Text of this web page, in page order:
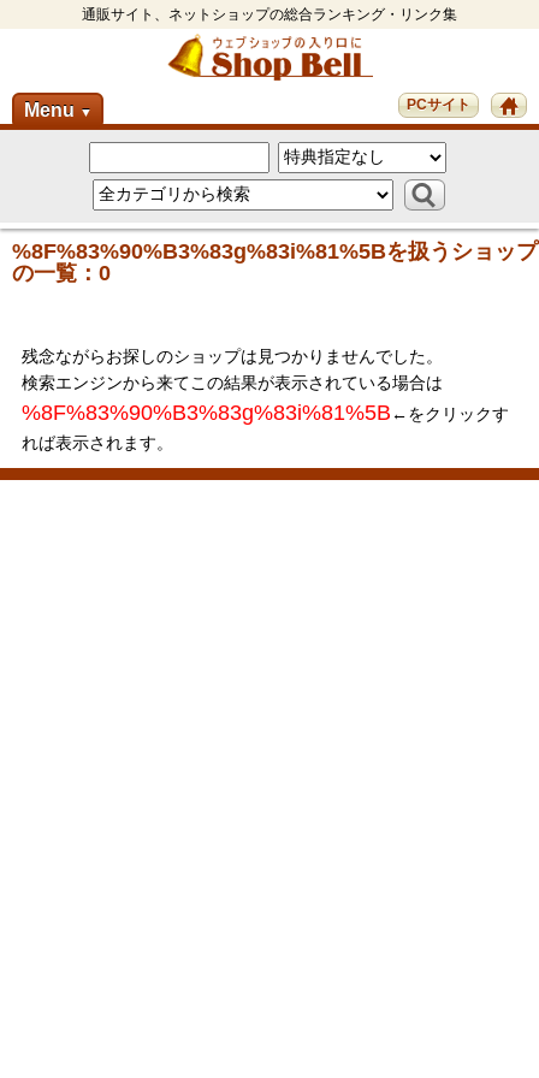
通販サイト、ネットショップの総合ランキング・リンク集
Menu ▼ PCサイト
%8F%83%90%B3%83g%83i%81%5Bを扱うショップ
の一覧：0
残念ながらお探しのショップは見つかりませんでした。
検索エンジンから来てこの結果が表示されている場合は
%8F%83%90%B3%83g%83i%81%5B ←をクリックす
れば表示されます。